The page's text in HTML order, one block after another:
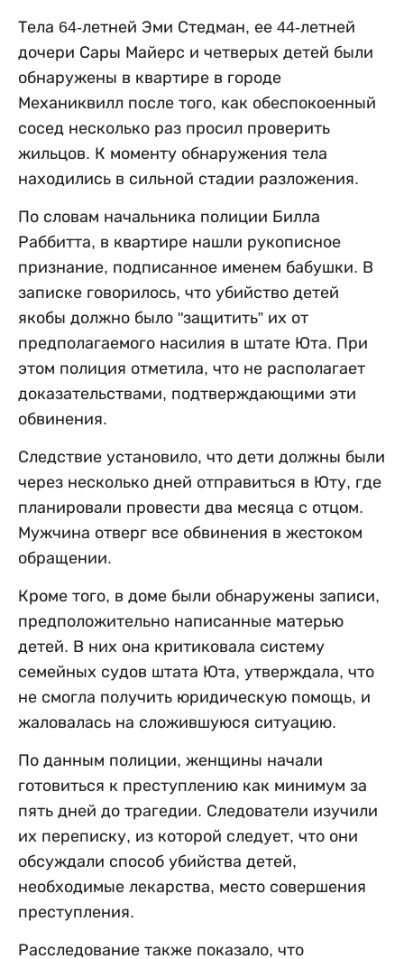
Тела 64-летней Эми Стедман, ее 44-летней
дочери Сары Майерс и четверых детей были
обнаружены в квартире в городе
Механиквилл после того, как обеспокоенный
сосед несколько раз просил проверить
жильцов. К моменту обнаружения тела
находились в сильной стадии разложения.
По словам начальника полиции Билла
Раббитта, в квартире нашли рукописное
признание, подписанное именем бабушки. В
записке говорилось, что убийство детей
якобы должно было "защитить” их от
предполагаемого насилия в штате Юта. При
этом полиция отметила, что не располагает
доказательствами, подтверждающими эти
обвинения.
Следствие установило, что дети должны были
через несколько дней отправиться в Юту, где
планировали провести два месяца с отцом.
Мужчина отверг все обвинения в жестоком
обращении.
Кроме того, в доме были обнаружены записи,
предположительно написанные матерью
детей. В них она критиковала систему
семейных судов штата Юта, утверждала, что
не смогла получить юридическую помощь, и
жаловалась на сложившуюся ситуацию.
По данным полиции, женщины начали
готовиться к преступлению как минимум за
пять дней до трагедии. Следователи изучили
их переписку, из которой следует, что они
обсуждали способ убийства детей,
необходимые лекарства, место совершения
преступления.
Расследование также показало, что